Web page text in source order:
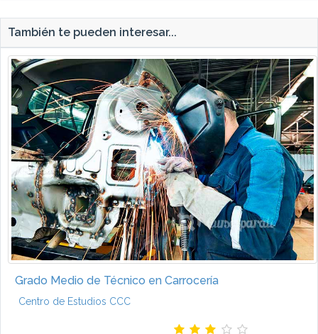
También te pueden interesar...
Grado Medio de Técnico en Carrocería
Centro de Estudios CCC